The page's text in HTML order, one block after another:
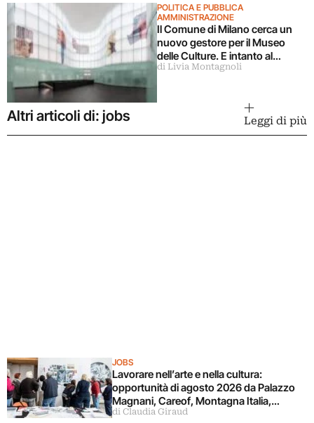
POLITICA E PUBBLICA
AMMINISTRAZIONE
Il Comune di Milano cerca un
nuovo gestore per il Museo
delle Culture. E intanto al
MUDEC raddoppiano gli spazi
di Livia Montagnoli
Altri articoli di: jobs Leggi di più
JOBS
Lavorare nell’arte e nella cultura:
opportunità di agosto 2026 da Palazzo
Magnani, Careof, Montagna Italia,
Fondazione CR Firenze
di Claudia Giraud